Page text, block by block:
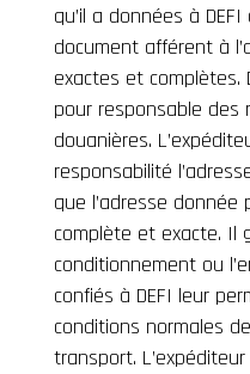
qu’il a données à
document afférent à
exactes et complètes.
pour responsable des
douanières.
responsabilité
que l’adresse
complète et exacte. Il
conditionnement ou
confiés à DEFI leur
conditions normales
transport.